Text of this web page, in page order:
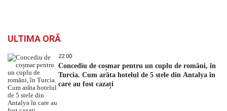
ULTIMA ORĂ
22:00
Concediu de coșmar pentru un cuplu de români, în
Turcia. Cum arăta hotelul de 5 stele din Antalya în
care au fost cazați